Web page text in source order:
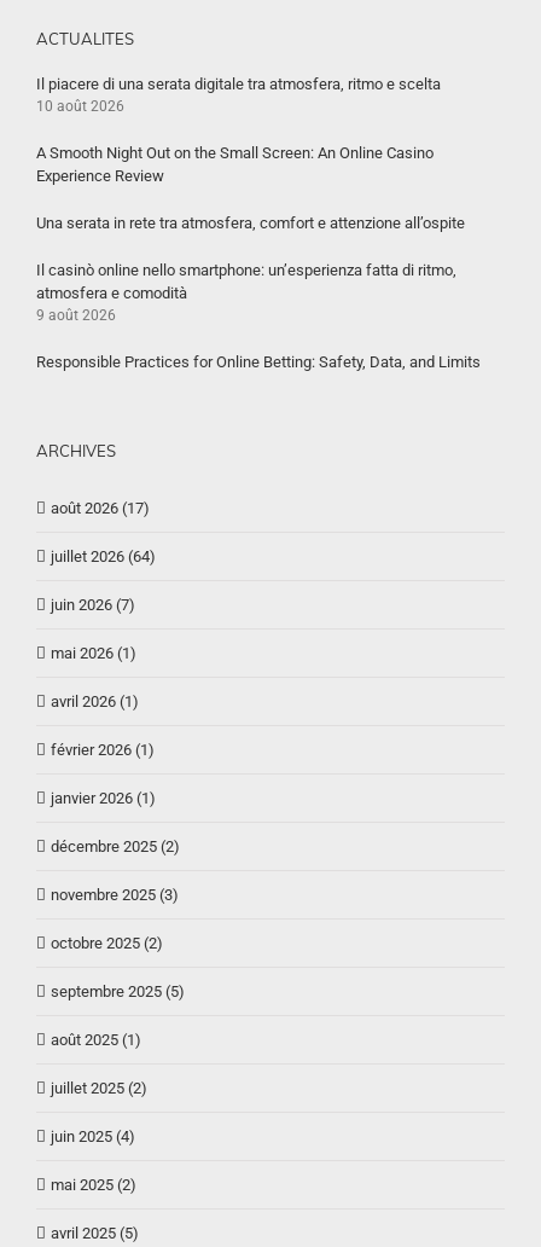
ACTUALITES
Il piacere di una serata digitale tra atmosfera, ritmo e scelta
10 août 2026
A Smooth Night Out on the Small Screen: An Online Casino
Experience Review
Una serata in rete tra atmosfera, comfort e attenzione all’ospite
Il casinò online nello smartphone: un’esperienza fatta di ritmo,
atmosfera e comodità
9 août 2026
Responsible Practices for Online Betting: Safety, Data, and Limits
ARCHIVES
août 2026 (17)
juillet 2026 (64)
juin 2026 (7)
mai 2026 (1)
avril 2026 (1)
février 2026 (1)
janvier 2026 (1)
décembre 2025 (2)
novembre 2025 (3)
octobre 2025 (2)
septembre 2025 (5)
août 2025 (1)
juillet 2025 (2)
juin 2025 (4)
mai 2025 (2)
avril 2025 (5)